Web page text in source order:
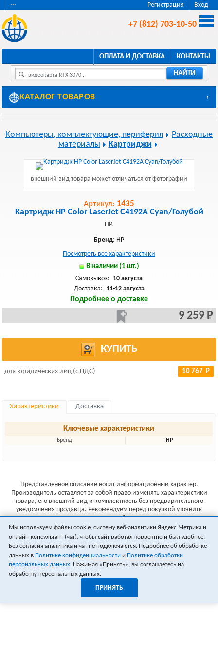
Регистрация Вход
···
+7 (812) 703-10-50
ОПЛАТА И ДОСТАВКА КОНТАКТЫ
видеокарта RTX 3070... НАЙТИ
КАТАЛОГ ТОВАРОВ ›
Компьютеры, комплектующие, периферия
Расходные
материалы
Картриджи
внешний вид товара может отличаться от фотографии
Артикул: 1435
Картридж HP Color LaserJet C4192A Cyan/Голубой
HP.
Бренд: HP
Посмотреть все характеристики
В наличии (1 шт.)
Самовывоз: 10 августа
Доставка: 11-12 августа
Подробнее о доставке
9 259 Р
КУПИТЬ
для юридических лиц (с НДС) 10 767 Р
Характеристики Доставка
Ключевые характеристики
Бренд: HP
Представленное описание носит информационный характер.
Производитель оставляет за собой право изменять характеристики
товара, его внешний вид и комплектность без предварительного
уведомления продавца. Рекомендуем перед покупкой уточнить
характеристики товара на сайте производителя.
Указанные цены не являются публичной офертой (ст.435 ГК РФ).
Стоимость и наличие товара уточняйте у менеджера.
Мы используем файлы cookie, систему веб-аналитики Яндекс Метрика и
онлайн-консультант (чат), чтобы сайт работал корректно и был удобнее.
Без согласия аналитика и чат не подключаются. Подробнее об обработке
данных в Политике конфиденциальности и Политике обработки
персональных данных. Нажимая «Принять», вы соглашаетесь на
обработку персональных данных.
ПРИНЯТЬ